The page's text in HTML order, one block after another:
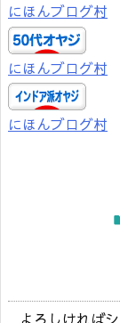
にほんブログ村
にほんブログ村
にほんブログ村
よろしければ